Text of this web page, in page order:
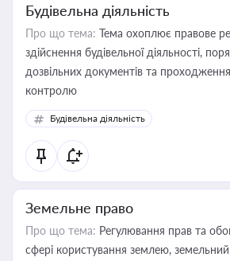
Будівельна діяльність
Про що тема: Тема охоплює правове
здійснення будівельної діяльності,
дозвільних документів та
контролю
Будівельна діяльність
Земельне право
Про що тема: Регулювання прав та
сфері користування землею,